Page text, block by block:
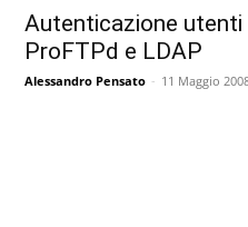
Autenticazione utenti
ProFTPd e LDAP
Alessandro Pensato - 11 Maggio